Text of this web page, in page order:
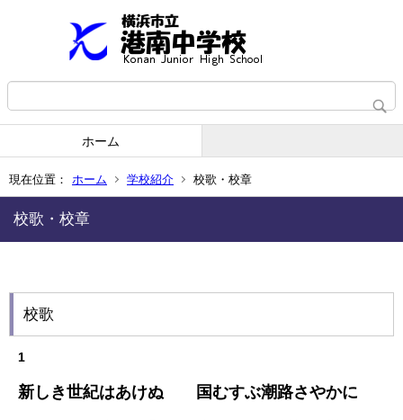
ホーム
現在位置： ホーム 学校紹介 校歌・校章
校歌・校章
校歌
1
新しき世紀はあけぬ 国むすぶ潮路さやかに